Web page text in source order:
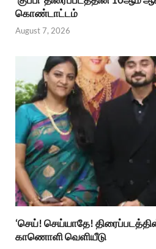
கொண்டாட்டம்
August 7, 2026
‘செய்! செய்யாதே!
காணொளி வெளியீடு